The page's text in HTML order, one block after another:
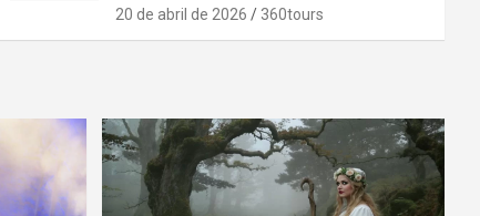
20 de abril de 2026 360tours